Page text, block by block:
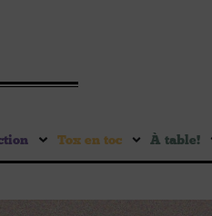
Tox en toc À table !